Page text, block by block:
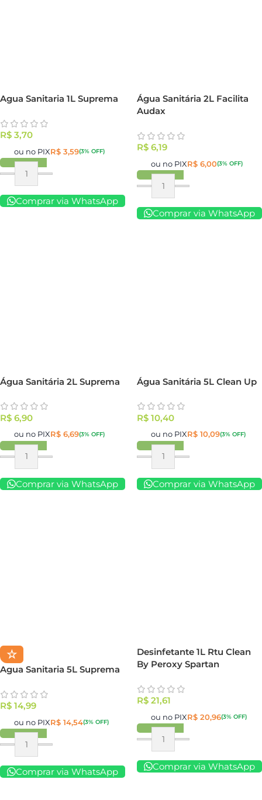
Agua Sanitaria 1L Suprema
R$ 3,70
ou no PIXR$ 3,59(3% OFF)
Comprar via WhatsApp
Água Sanitária 2L Facilita
Audax
R$ 6,19
ou no PIXR$ 6,00(3% OFF)
Comprar via WhatsApp
Água Sanitária 2L Suprema
R$ 6,90
ou no PIXR$ 6,69(3% OFF)
Comprar via WhatsApp
Água Sanitária 5L Clean Up
R$ 10,40
ou no PIXR$ 10,09(3% OFF)
Comprar via WhatsApp
☆
Agua Sanitaria 5L Suprema
R$ 14,99
ou no PIXR$ 14,54(3% OFF)
Comprar via WhatsApp
Desinfetante 1L Rtu Clean
By Peroxy Spartan
R$ 21,61
ou no PIXR$ 20,96(3% OFF)
Comprar via WhatsApp